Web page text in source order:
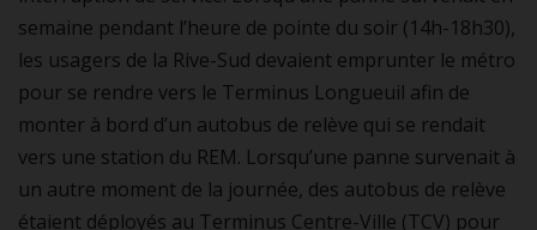
semaine pendant l’heure de pointe du soir (14h-18h30),
les usagers de la Rive-Sud devaient emprunter le métro
pour se rendre vers le Terminus Longueuil afin de
monter à bord d’un autobus de relève qui se rendait
vers une station du REM. Lorsqu’une panne survenait à
un autre moment de la journée, des autobus de relève
étaient déployés au Terminus Centre-Ville (TCV) pour